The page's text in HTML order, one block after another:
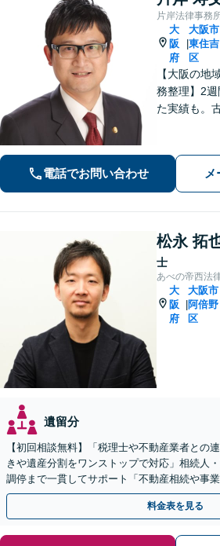
片岸法律事務
大
阪
府
|
大阪市
東住吉
区
【大阪の地
務整理】2
た実績も。
応・増額交
【初回30分
電話でお問い合わせ
松永 拓
士
あべの帝西法
大
阪
府
大阪市
阿倍野
区
遺留分
【初回相談無料】「税理士や不動産業者との
きや遺産分割をワンストップで対応」相続人
調停まで一貫してサポート「不動産相続や事
豊富な経験」【完全個室対応】【休日・夜間
料金表を見る